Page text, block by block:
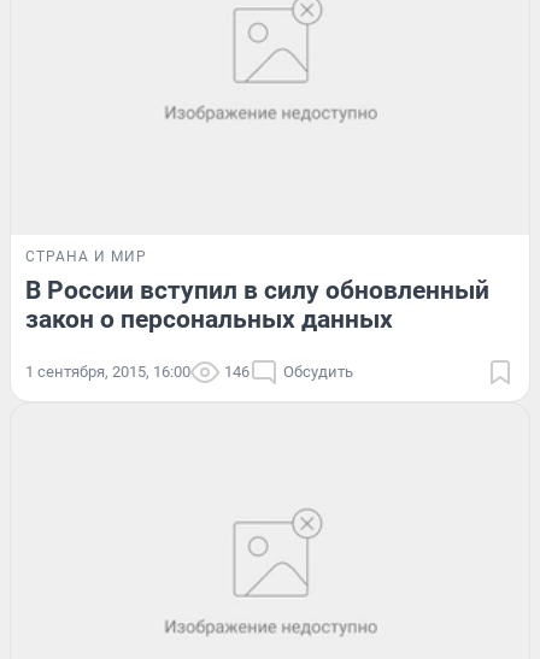
СТРАНА И МИР
В России вступил в силу обновленный
закон о персональных данных
1 сентября, 2015, 16:00 146 Обсудить